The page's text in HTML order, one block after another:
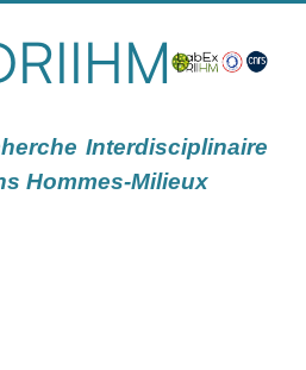
Interdisciplinaire
Hommes-Milieux